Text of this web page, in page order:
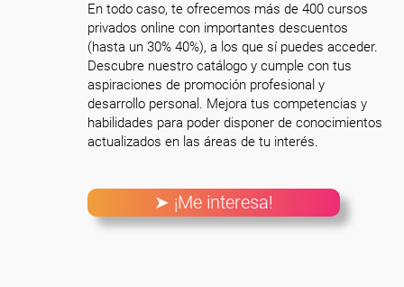
En todo caso, te ofrecemos más de 400 cursos
privados online con importantes descuentos
(hasta un 30% 40%), a los que sí puedes acceder.
Descubre nuestro catálogo y cumple con tus
aspiraciones de promoción profesional y
desarrollo personal. Mejora tus competencias y
habilidades para poder disponer de conocimientos
actualizados en las áreas de tu interés.
➤ ¡Me interesa!